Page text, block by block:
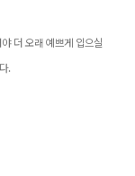
더 오래 예쁘게 입으실
.